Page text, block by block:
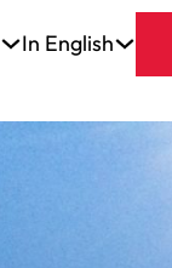
In English